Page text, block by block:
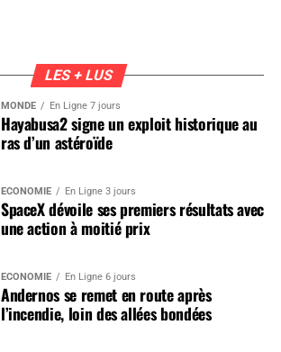
LES + LUS
MONDE En Ligne 7 jours
Hayabusa2 signe un exploit historique au
ras d’un astéroïde
ÉCONOMIE En Ligne 3 jours
SpaceX dévoile ses premiers résultats avec
une action à moitié prix
ÉCONOMIE En Ligne 6 jours
Andernos se remet en route après
l’incendie, loin des allées bondées